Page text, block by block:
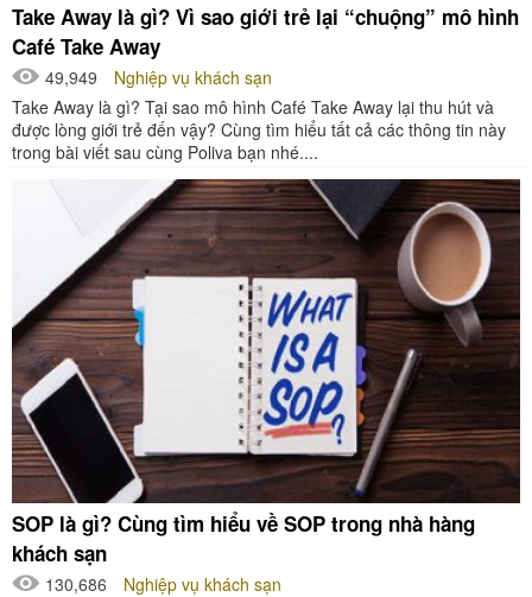
Take Away là gì? Vì sao giới trẻ lại “chuộng” mô hình
Café Take Away
49,949
Nghiệp vụ khách sạn
Take Away là gì? Tại sao mô hình Café Take Away lại thu hút và
được lòng giới trẻ đến vậy? Cùng tìm hiểu tất cả các thông tin này
trong bài viết sau cùng Poliva bạn nhé....
SOP là gì? Cùng tìm hiểu về SOP trong nhà hàng
khách sạn
130,686
Nghiệp vụ khách sạn